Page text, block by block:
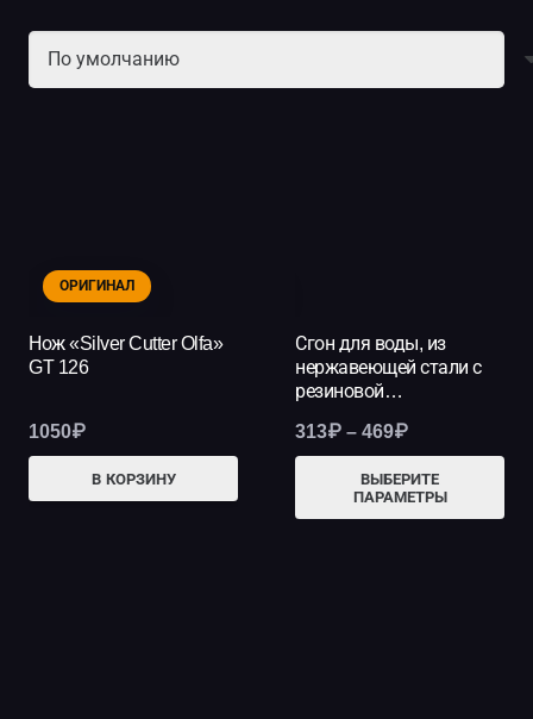
ОРИГИНАЛ
Нож «Silver Cutter Olfa»
GT 126
1050₽
В КОРЗИНУ
Сгон для воды, из
нержавеющей стали с
резиновой…
313₽ – 469₽Диапазон
313₽
ВЫБЕРИТЕ
ПАРАМЕТРЫ